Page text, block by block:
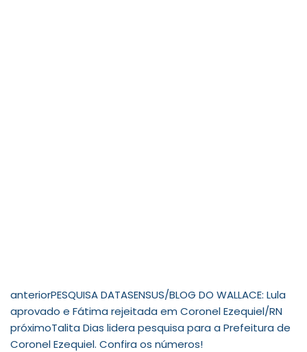
anteriorPESQUISA DATASENSUS/BLOG DO WALLACE: Lula
aprovado e Fátima rejeitada em Coronel Ezequiel/RN
próximoTalita Dias lidera pesquisa para a Prefeitura de
Coronel Ezequiel. Confira os números!